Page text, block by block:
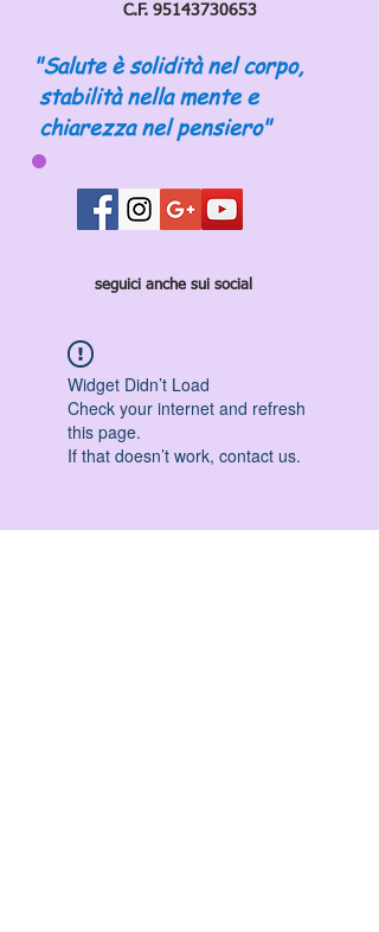
C.F. 95143730653
"Salute è solidità nel corpo,
stabilità nella mente e
chiarezza nel pensiero"
seguici anche sui social
Widget Didn’t Load
Check your internet and refresh
this page.
If that doesn’t work, contact us.